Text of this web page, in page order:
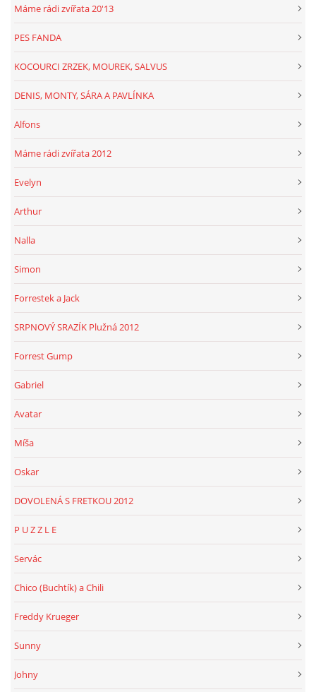
Máme rádi zvířata 20'13
PES FANDA
KOCOURCI ZRZEK, MOUREK, SALVUS
DENIS, MONTY, SÁRA A PAVLÍNKA
Alfons
Máme rádi zvířata 2012
Evelyn
Arthur
Nalla
Simon
Forrestek a Jack
SRPNOVÝ SRAZÍK Plužná 2012
Forrest Gump
Gabriel
Avatar
Míša
Oskar
DOVOLENÁ S FRETKOU 2012
P U Z Z L E
Servác
Chico (Buchtík) a Chili
Freddy Krueger
Sunny
Johny